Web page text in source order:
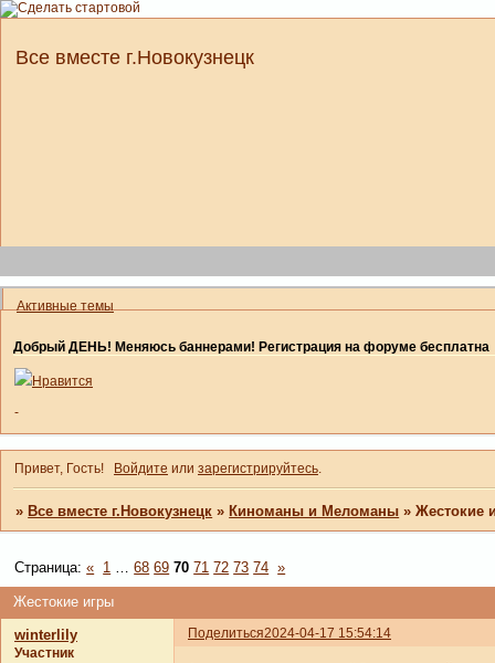
Все вместе г.Новокузнецк
Активные темы
Добрый ДЕНЬ! Меняюсь баннерами! Регистрация на форуме бесплатна
Нравится
-
Привет, Гость! Войдите или зарегистрируйтесь.
»Все вместе г.Новокузнецк »Киноманы и Меломаны »Жестокие
Жестокие игры
Страница:« 1 … 68 69 70 71 72 73 74 »
Поделиться2024-04-17 15:54:14
winterlily
Участник